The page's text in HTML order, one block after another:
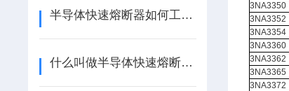
半导体快速熔断器如何工作？
什么叫做半导体快速熔断器？
3NA3350
3NA3352
3NA3354
3NA3360
3NA3362
3NA3365
3NA3372